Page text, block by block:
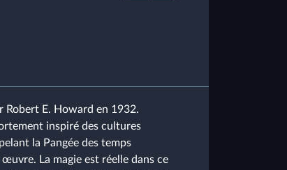
Robert E. Howard en 1932.
inspiré des cultures
la Pangée des temps
La magie est réelle dans ce